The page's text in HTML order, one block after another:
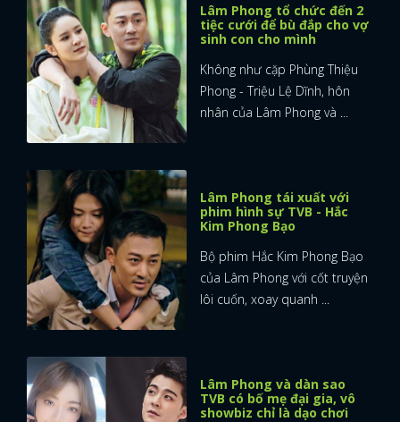
Lâm Phong tổ chức đến 2
tiệc cưới để bù đắp cho vợ
sinh con cho mình
Không như cặp Phùng Thiệu
Phong - Triệu Lệ Dĩnh, hôn
nhân của Lâm Phong và ...
Lâm Phong tái xuất với
phim hình sự TVB - Hắc
Kim Phong Bạo
Bộ phim Hắc Kim Phong Bạo
của Lâm Phong với cốt truyện
lôi cuốn, xoay quanh ...
Lâm Phong và dàn sao
TVB có bố mẹ đại gia, vô
showbiz chỉ là dạo chơi